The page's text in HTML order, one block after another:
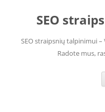
contentSEO
SEO straipsnių talpinimui
Radote mus,